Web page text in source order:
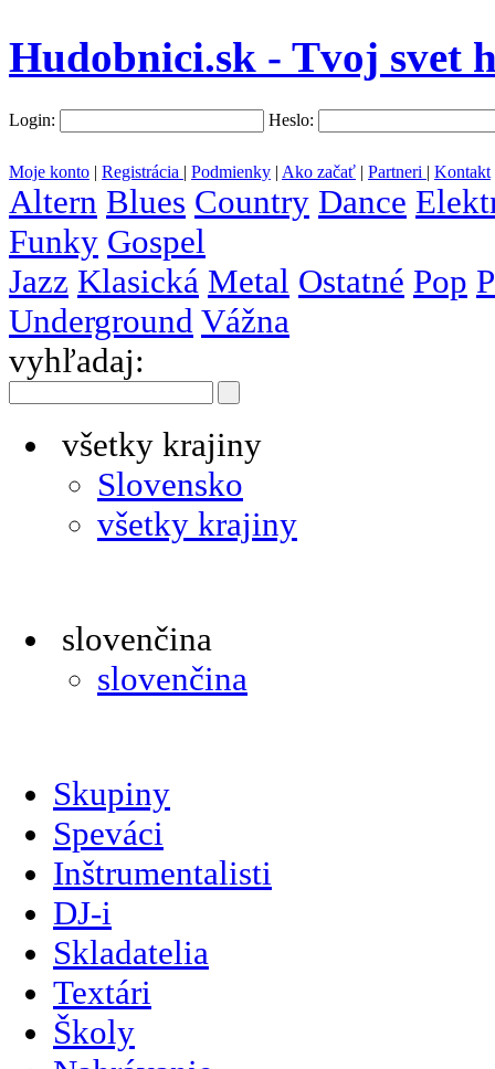
Hudobnici.sk - Tvoj svet
Login: Heslo:
Moje konto | Registrácia | Podmienky | Ako začať | Partneri | Kontakt
Altern Blues Country Dance
Funky Gospel
Jazz Klasická Metal Ostatné Pop
Underground Vážna
vyhľadaj:
všetky krajiny
Slovensko
všetky krajiny
slovenčina
slovenčina
Skupiny
Speváci
Inštrumentalisti
DJ-i
Skladatelia
Textári
Školy